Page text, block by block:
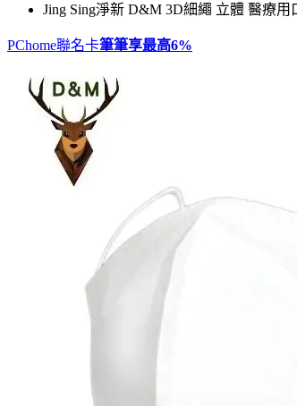
Jing Sing淨新 D&M 3D細繩 立體 醫療
PChome聯名卡筆筆享最高6%